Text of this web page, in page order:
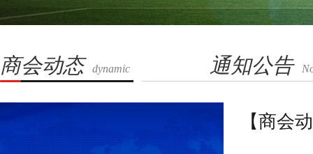
商会动态 dynamic 通知公告
【商会